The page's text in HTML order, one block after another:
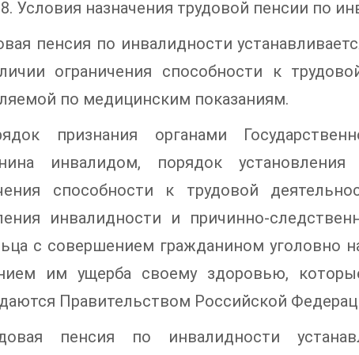
Условия назначения трудовой пенсии по
пенсия по инвалидности
ограничения способности к
по медицинским показаниям.
признания органами
инвалидом, порядок
способности к трудовой
инвалидности и причинно-
с совершением гражданином уголовно
им ущерба своему здоровью,
Правительством Российской
пенсия по инвалидности